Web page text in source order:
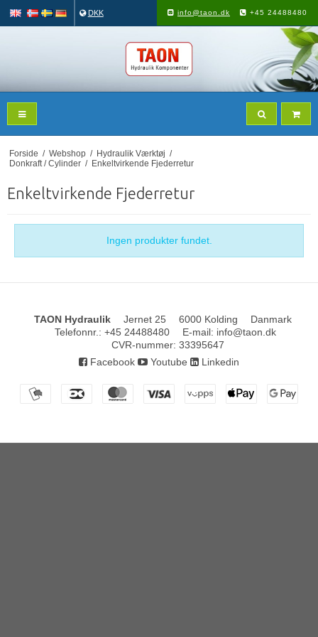
DKK info@taon.dk +45 24488480
Forside / Webshop / Hydraulik Værktøj /
Donkraft / Cylinder / Enkeltvirkende Fjederretur
Enkeltvirkende Fjederretur
Ingen produkter fundet.
TAON Hydraulik Jernet 25 6000 Kolding
Danmark
Telefonnr. : +45 24488480 E-mail: info@taon.dk
CVR-nummer: 33395647
Facebook
Youtube Linkedin